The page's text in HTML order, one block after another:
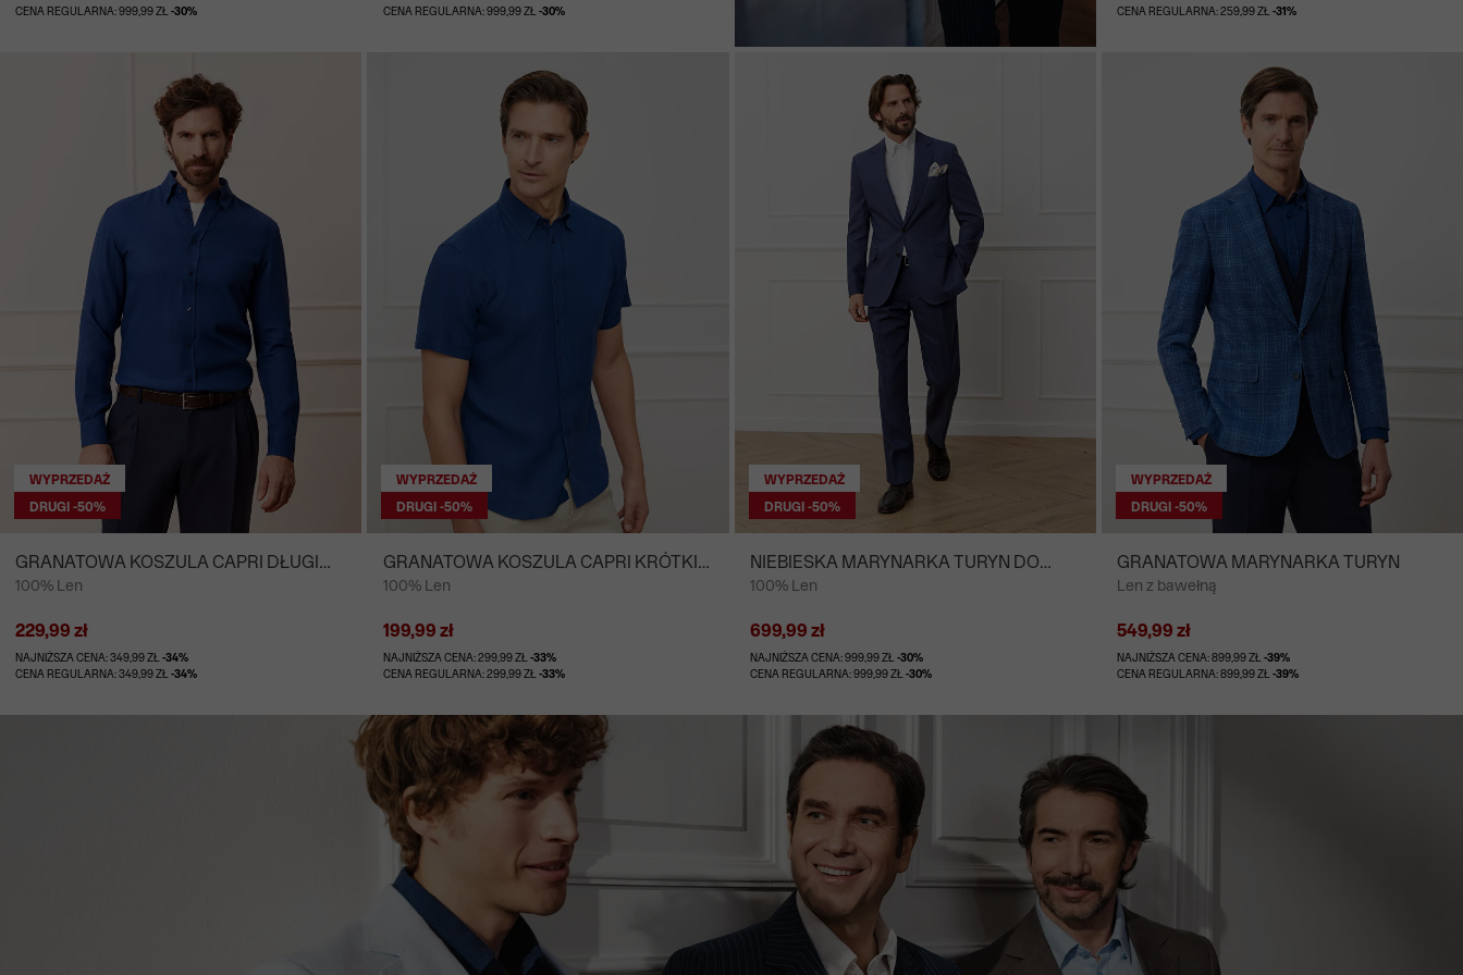
CENA REGULARNA: 999,99 ZŁ-30%
CENA REGULARNA: 999,99 ZŁ -30%
CENA REGULARNA: 259,99 ZŁ-31%
WYPRZEDAŻ
DRUGI -50%
GRANATOWA KOSZULA CAPRI DŁUGI
RĘKAW
100% Len
229,99 zł
NAJNIŻSZA CENA: 349,99 ZŁ-34%
CENA REGULARNA: 349,99 ZŁ-34%
WYPRZEDAŻ
DRUGI -50%
GRANATOWA KOSZULA CAPRI KRÓTKI
RĘKAW
100% Len
199,99 zł
NAJNIŻSZA CENA: 299,99 ZŁ -33%
CENA REGULARNA: 299,99 ZŁ -33%
WYPRZEDAŻ
DRUGI -50%
NIEBIESKA MARYNARKA TURYN DO
GARNITURU - MIKSUJ I ŁĄCZ
100% Len
699,99 zł
NAJNIŻSZA CENA: 999,99 ZŁ -30%
CENA REGULARNA: 999,99 ZŁ -30%
WYPRZEDAŻ
DRUGI -50%
GRANATOWA MARYNARKA TURYN
Len z bawełną
549,99 zł
NAJNIŻSZA CENA: 899,99 ZŁ-39%
CENA REGULARNA: 899,99 ZŁ-39%